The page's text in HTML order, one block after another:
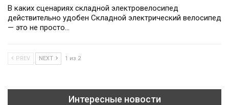
В каких сценариях складной электровелосипед
действительно удобен Складной электрический велосипед
— это не просто…
PREV NEXT 1 из 2
Интересные новости